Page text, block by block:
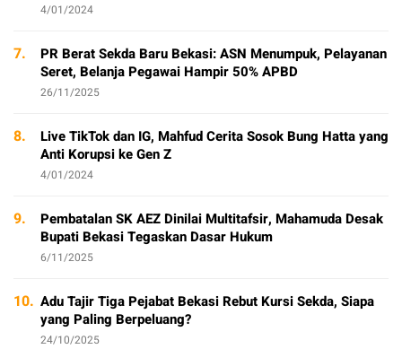
4/01/2024
7.
PR Berat Sekda Baru Bekasi: ASN Menumpuk, Pelayanan
Seret, Belanja Pegawai Hampir 50% APBD
26/11/2025
8.
Live TikTok dan IG, Mahfud Cerita Sosok Bung Hatta yang
Anti Korupsi ke Gen Z
4/01/2024
9.
Pembatalan SK AEZ Dinilai Multitafsir, Mahamuda Desak
Bupati Bekasi Tegaskan Dasar Hukum
6/11/2025
10. Adu Tajir Tiga Pejabat Bekasi Rebut Kursi Sekda, Siapa
yang Paling Berpeluang?
24/10/2025